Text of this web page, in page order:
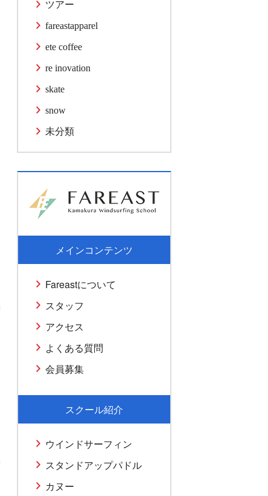
ツアー
fareastapparel
ete coffee
re inovation
skate
snow
未分類
メインコンテンツ
Fareastについて
スタッフ
アクセス
よくある質問
会員募集
スクール紹介
ウインドサーフィン
スタンドアップパドル
カヌー